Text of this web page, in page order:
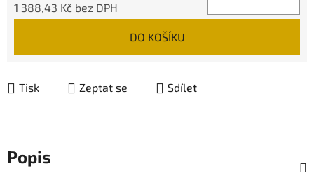
1 388,43 Kč bez DPH
DO KOŠÍKU
Tisk Zeptat se Sdílet
Popis